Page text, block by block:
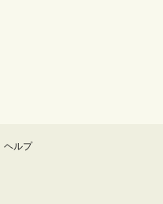
ヘルプ